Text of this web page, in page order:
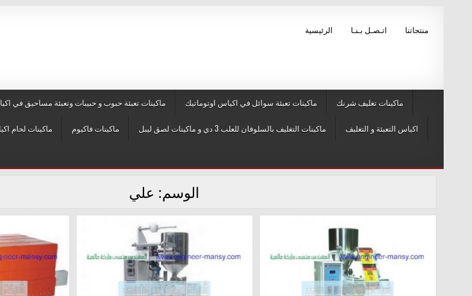
الرئيسية اتـصـل بـنـا منتجاتنا
ماكينات تعبئة حبوب و حبيبات وتعبئة مساحيق في ماكينات تعبئة سوائل في اكياس اوتوماتيك ماكينات تغليف شرنك
ماكينات لحام ماكينات فاكيوم ماكينات التغليف بالسلوفان للعلب 3 دي و ماكينات لصق ليبل اكياس التعبئة و التغليف
الوسم: علي